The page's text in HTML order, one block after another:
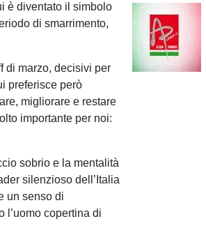
è diventato il simbolo
di smarrimento,
di marzo, decisivi per
preferisce però
migliorare e restare
importante per noi:
sobrio e la mentalità
silenzioso dell’Italia
un senso di
l’uomo copertina di